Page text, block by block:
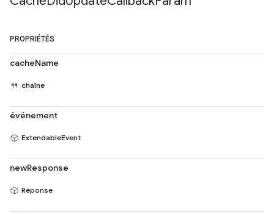
PROPRIÉTÉS
cacheName
chaîne
événement
ExtendableEvent
newResponse
Réponse